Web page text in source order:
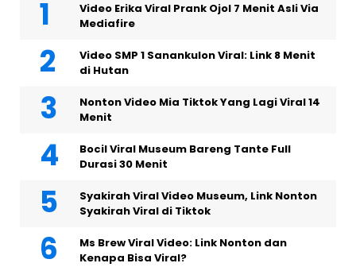
Video Erika Viral Prank Ojol 7 Menit Asli Via
Mediafire
Video SMP 1 Sanankulon Viral: Link 8 Menit
di Hutan
Nonton Video Mia Tiktok Yang Lagi Viral 14
Menit
Bocil Viral Museum Bareng Tante Full
Durasi 30 Menit
Syakirah Viral Video Museum, Link Nonton
Syakirah Viral di Tiktok
Ms Brew Viral Video: Link Nonton dan
Kenapa Bisa Viral?